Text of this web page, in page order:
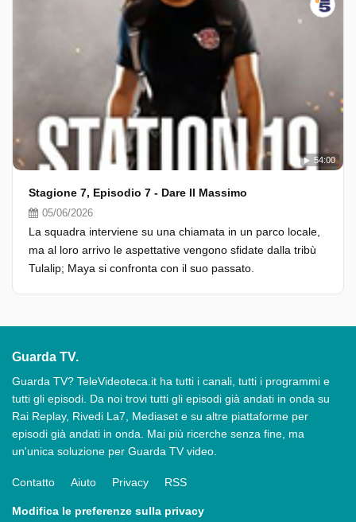
54:00
Stagione 7, Episodio 7 - Dare Il Massimo
05/06/2026
La squadra interviene su una chiamata in un parco locale,
ma al loro arrivo le aspettative vengono sfidate dalla tribù
Tulalip; Maya si confronta con il suo passato.
Guarda TV.
Guarda TV? TeleVideoteca.it ha tutti i canali, tutti i programmi e
tutti gli episodi. Da noi trovi tutti gli episodi già andati in onda su
Rai Replay, Rivedi La7, Mediaset e su altre piattaforme per
episodi già andati in onda. Mai più ricerche senza fine, ma
un'unica soluzione per Guarda TV video.
Contatto Aiuto Privacy RSS
Modifica le preferenze sulla privacy